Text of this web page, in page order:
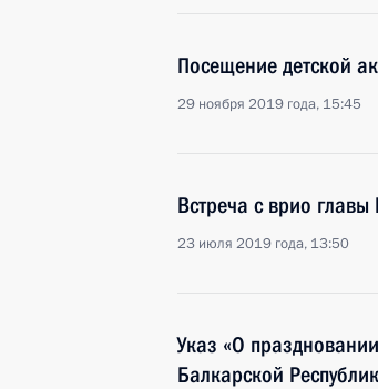
Посещение детской
29 ноября 2019 года, 15:45
Встреча с врио
23 июля 2019 года, 13:50
Указ «О
Балкарской